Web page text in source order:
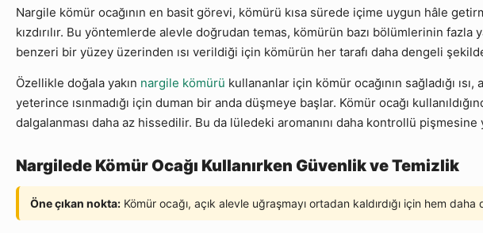
Nargile kömür ocağının en basit görevi, kömürü kısa sürede içime uygun hâle
kızdırılır. Bu yöntemlerde alevle doğrudan temas, kömürün bazı bölümlerinin fazla
benzeri bir yüzey üzerinden ısı verildiği için kömürün her tarafı daha dengeli
Özellikle doğala yakın nargile kömürü kullananlar için kömür ocağının sağladığı
yeterince ısınmadığı için duman bir anda düşmeye başlar. Kömür ocağı
dalgalanması daha az hissedilir. Bu da lüledeki aromanını daha kontrollü pişmesine
Nargilede Kömür Ocağı Kullanırken Güvenlik ve Temizlik
Öne çıkan nokta: Kömür ocağı, açık alevle uğraşmayı ortadan kaldırdığı için hem